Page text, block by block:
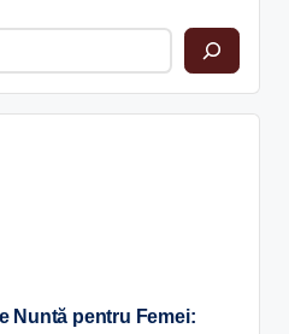
Nuntă pentru Femei: